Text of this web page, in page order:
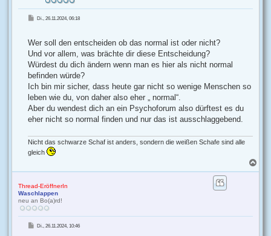
e
a
g
Di., 26.11.2024, 06:18
Wer soll den entscheiden ob das normal ist oder nicht?
Und vor allem, was brächte dir diese Entscheidung?
Würdest du dich ändern wenn man es hier als nicht normal
befinden würde?
Ich bin mir sicher, dass heute gar nicht so wenige Menschen so
leben wie du, von daher also eher „ normal“.
Aber du wendest dich an ein Psychoforum also dürftest es du
eher nicht so normal finden und nur das ist ausschlaggebend.
Nicht das schwarze Schaf ist anders, sondern die weißen Schafe sind alle
gleich
a
Thread-EröffnerIn
Waschlappen
neu an Bo(a)rd!
eDi., 26.11.2024, 10:46